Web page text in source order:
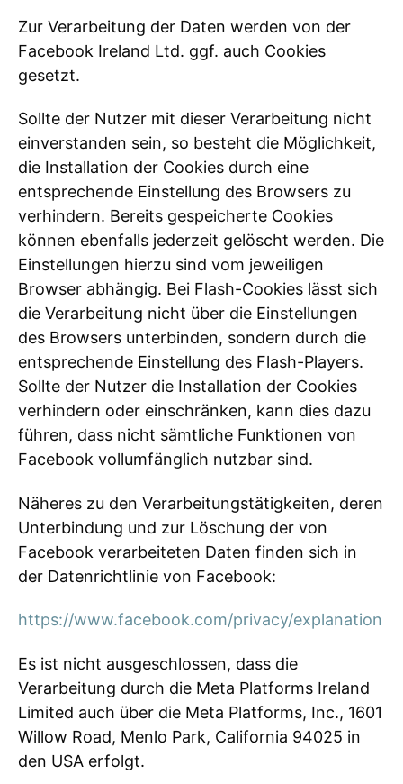
Zur Verarbeitung der Daten werden von der
Facebook Ireland Ltd. ggf. auch Cookies
gesetzt.
Sollte der Nutzer mit dieser Verarbeitung nicht
einverstanden sein, so besteht die Möglichkeit,
die Installation der Cookies durch eine
entsprechende Einstellung des Browsers zu
verhindern. Bereits gespeicherte Cookies
können ebenfalls jederzeit gelöscht werden. Die
Einstellungen hierzu sind vom jeweiligen
Browser abhängig. Bei Flash-Cookies lässt sich
die Verarbeitung nicht über die Einstellungen
des Browsers unterbinden, sondern durch die
entsprechende Einstellung des Flash-Players.
Sollte der Nutzer die Installation der Cookies
verhindern oder einschränken, kann dies dazu
führen, dass nicht sämtliche Funktionen von
Facebook vollumfänglich nutzbar sind.
Näheres zu den Verarbeitungstätigkeiten, deren
Unterbindung und zur Löschung der von
Facebook verarbeiteten Daten finden sich in
der Datenrichtlinie von Facebook:
https://www.facebook.com/privacy/explanation
Es ist nicht ausgeschlossen, dass die
Verarbeitung durch die Meta Platforms Ireland
Limited auch über die Meta Platforms, Inc., 1601
Willow Road, Menlo Park, California 94025 in
den USA erfolgt.